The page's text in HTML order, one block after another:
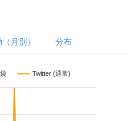
月別） 分布
Twitter (通常)